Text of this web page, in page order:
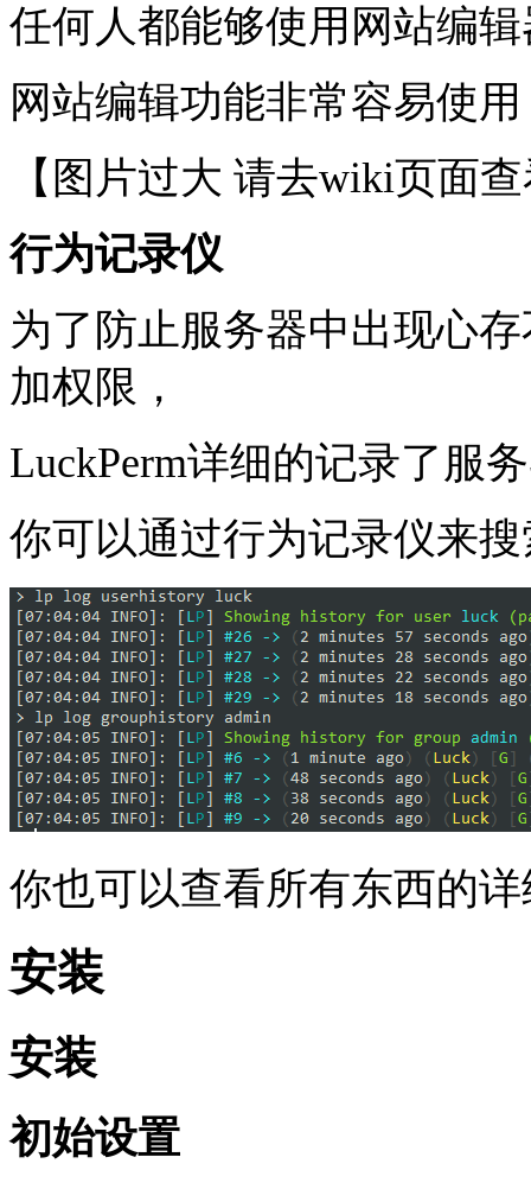
任何人都能够使用网站编
网站编辑功能非常容易使
【图片过大 请去wiki页面
行为记录仪
为了防止服务器中出现心
加权限，
LuckPerm详细的记录了服
你可以通过行为记录仪来
你也可以查看所有东西的
安装
安装
初始设置